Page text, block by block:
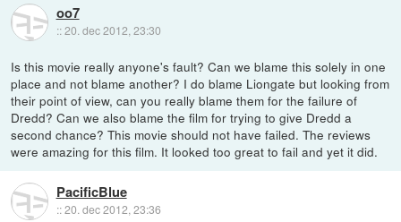
oo7
::20. dec 2012, 23:30
Is this movie really anyone's fault? Can we blame this solely in one
place and not blame another? I do blame Liongate but looking from
their point of view, can you really blame them for the failure of
Dredd? Can we also blame the film for trying to give Dredd a
second chance? This movie should not have failed. The reviews
were amazing for this film. It looked too great to fail and yet it did.
PacificBlue
::20. dec 2012, 23:36